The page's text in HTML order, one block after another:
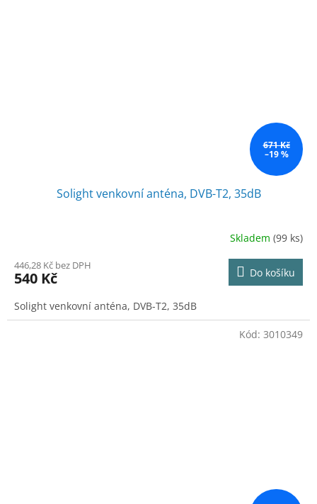
671 Kč
–19 %
Solight venkovní anténa, DVB-T2, 35dB
Skladem (99 ks)
446,28 Kč bez DPH
540 Kč Do košíku
Solight venkovní anténa, DVB-T2, 35dB
Kód: 3010349